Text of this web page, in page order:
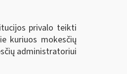
privalo teikti
kuriuos mokesčių
administratoriui